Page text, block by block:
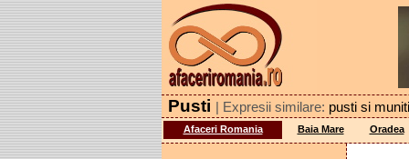
Pusti | Expresii similare: pusti si
Afaceri Romania Baia Mare Oradea